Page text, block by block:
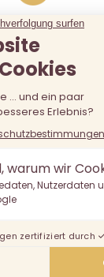
an unter 18-
ist gefährlich für